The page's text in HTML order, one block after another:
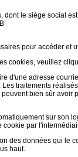
le siège social
pour accéder
cookies, veuillez
d'une adresse
traitements
bien sûr
sur
par
des données qui le
haut.